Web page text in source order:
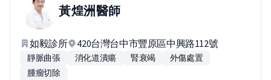
黃煌洲醫師
如毅診所 420台灣台中市豐原區中興路112號
靜脈曲張 消化道潰瘍 腎衰竭
外傷處置
腫瘤切除